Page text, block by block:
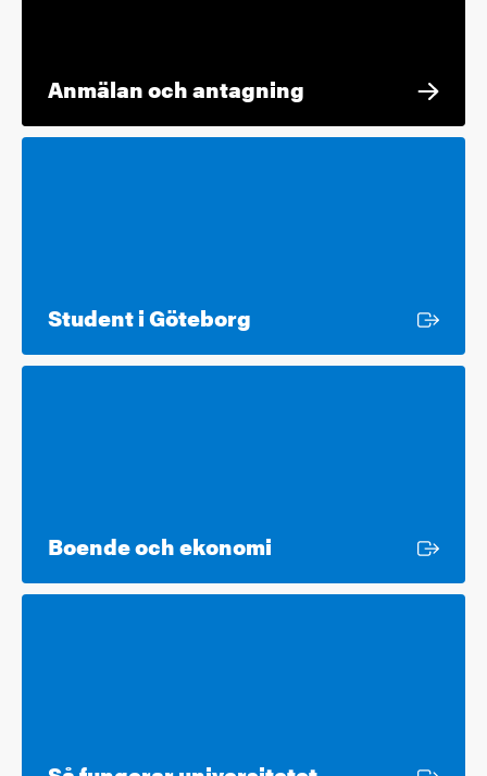
Anmälan och antagning
Student i Göteborg
Boende och ekonomi